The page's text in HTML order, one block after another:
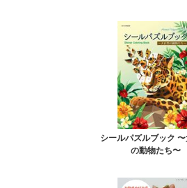
シールパズルブック
の動物たち〜